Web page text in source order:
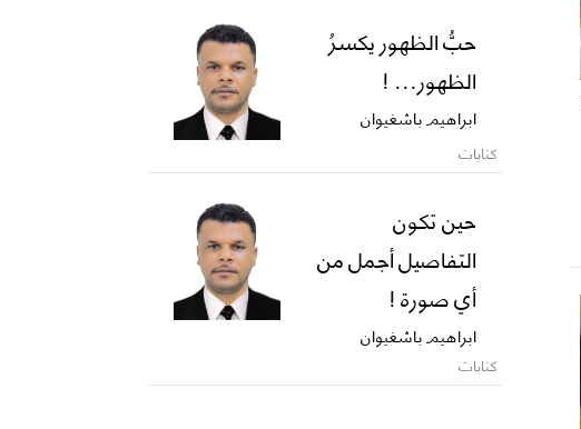
حبُّ الظهور يكسرُ
الظهور... !
ابراهيم باشغيوان
كتابات
حين تكون
التفاصيل أجمل من
أي صورة !
ابراهيم باشغيوان
كتابات